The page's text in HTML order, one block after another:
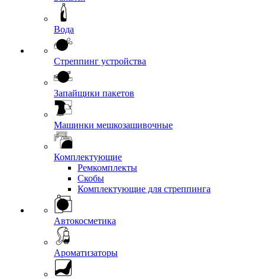
Вода
Стреппинг устройства
Запайщики пакетов
Машинки мешкозашивочные
Комплектующие
Ремкомплекты
Скобы
Комплектующие для стреппинга
Автокосметика
Ароматизаторы